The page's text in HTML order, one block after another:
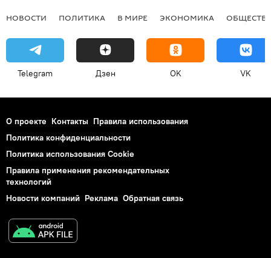
НОВОСТИ ПОЛИТИКА В МИРЕ ЭКОНОМИКА
Telegram Дзен OK VK
О проекте Контакты Правила использования
Политика конфиденциальности
Политика использования Cookie
Правила применения рекомендательных
технологий
Новости компаний Реклама Обратная связь